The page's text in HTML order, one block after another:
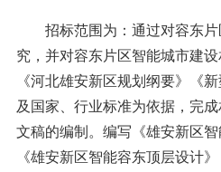
招标范围为：通过对容东片
究，并对容东片区智能城市建
《河北雄安新区规划纲要》《
及国家、行业标准为依据，完
文稿的编制。编写《雄安新区智
《雄安新区智能容东顶层设计